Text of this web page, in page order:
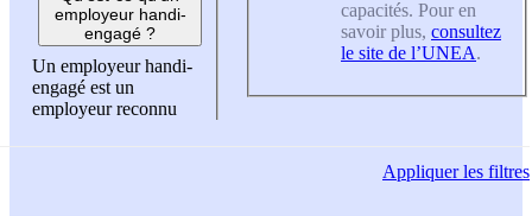
employeur handi-
engagé ?
Un employeur handi-
engagé est un
employeur reconnu
capacités. Pour en
savoir plus, consultez
le site de l’UNEA.
Appliquerles filtres